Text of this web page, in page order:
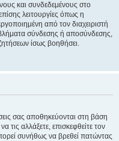
και συνδεδεμένους στο
λειτουργίες όπως η
από τον διαχειριστή
σύνδεσης ή αποσύνδεσης,
ίσως βοηθήσει.
σας αποθηκεύονται στη βάση
αλλάξετε, επισκεφθείτε τον
συνήθως να βρεθεί πατώντας